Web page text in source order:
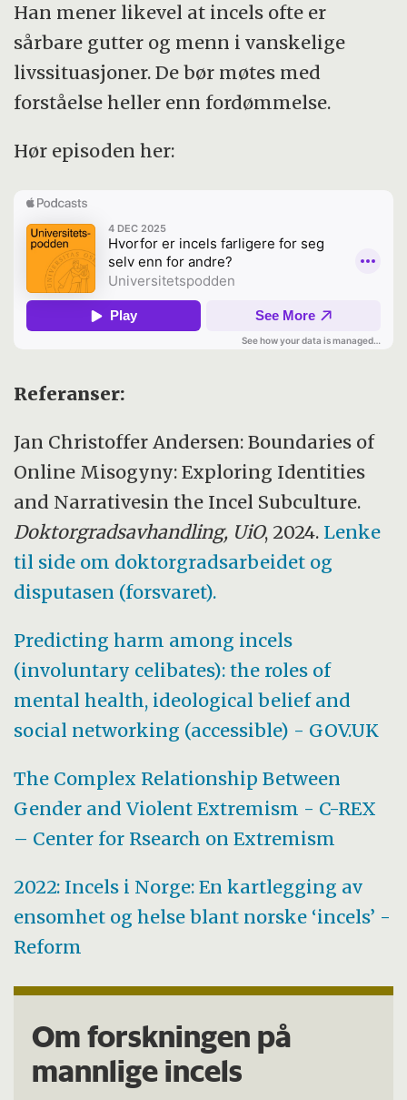
Han mener likevel at incels ofte er
sårbare gutter og menn i vanskelige
livssituasjoner. De bør møtes med
forståelse heller enn fordømmelse.
Hør episoden her:
Referanser:
Jan Christoffer Andersen: Boundaries of
Online Misogyny: Exploring Identities
and Narrativesin the Incel Subculture.
Doktorgradsavhandling, UiO, 2024. Lenke
til side om doktorgradsarbeidet og
disputasen (forsvaret).
Predicting harm among incels
(involuntary celibates): the roles of
mental health, ideological belief and
social networking (accessible) - GOV.UK
The Complex Relationship Between
Gender and Violent Extremism - C-REX
– Center for Rsearch on Extremism
2022: Incels i Norge: En kartlegging av
ensomhet og helse blant norske ‘incels’ -
Reform
Om forskningen på
mannlige incels